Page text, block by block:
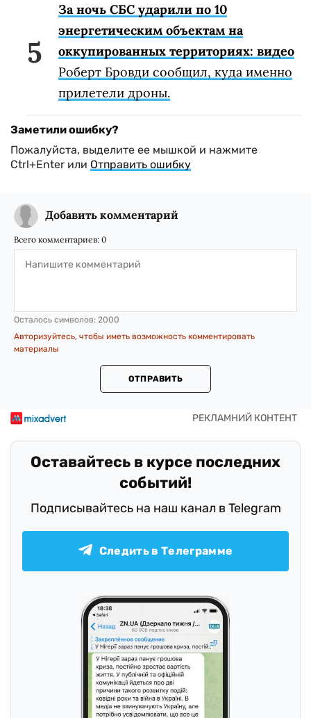
За ночь СБС ударили по 10
энергетическим объектам на
оккупированных территориях: видео
Роберт Бровди сообщил, куда именно
прилетели дроны.
Заметили ошибку?
Пожалуйста, выделите ее мышкой и нажмите
Ctrl+Enter или Отправить ошибку
Добавить комментарий
Всего комментариев: 0
Осталось символов: 2000
Авторизуйтесь, чтобы иметь возможность комментировать
материалы
ОТПРАВИТЬ
Оставайтесь в курсе последних
событий!
Подписывайтесь на наш канал в Telegram
Следить в Телеграмме